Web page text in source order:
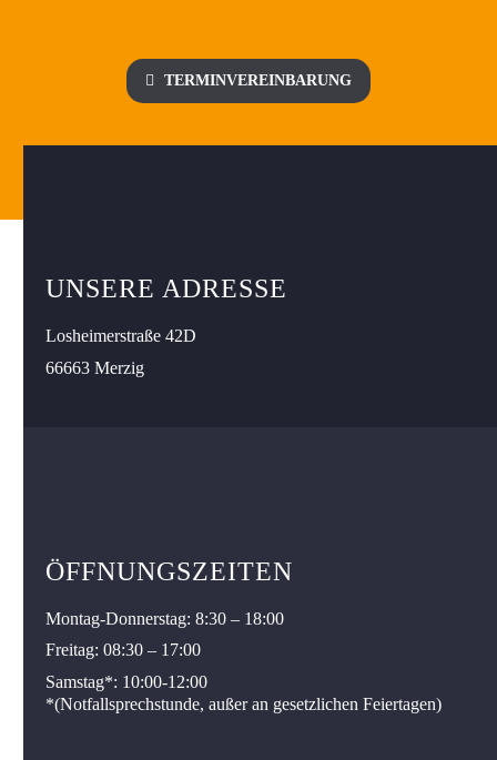

CLAUDIA KEWENIG
Super Praxis, tolles Team, super kompetente Ärzte. Selbst
JOSIANE LEUCK-MEIERS
Die beste Tierarztpraxis die wir kennen. Unsere kleinen
 TERMINVEREINBARUNG
UNSERE ADRESSE
Losheimerstraße 42D
66663 Merzig
ÖFFNUNGSZEITEN
Montag-Donnerstag: 8:30 – 18:00
Freitag: 08:30 – 17:00
Samstag*: 10:00-12:00
*(Notfallsprechstunde, außer an gesetzlichen Feiertagen)